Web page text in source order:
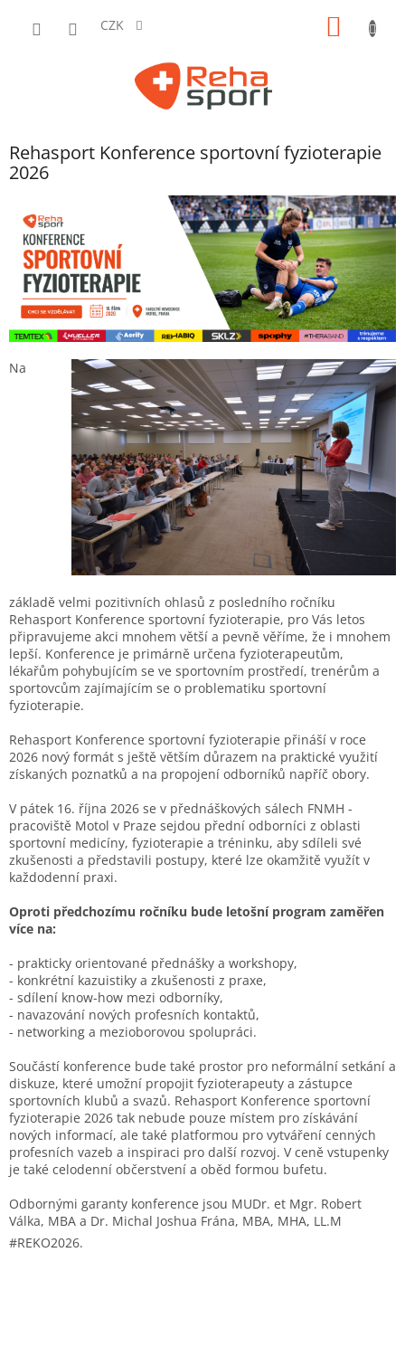
CZK
Rehasport Konference sportovní fyzioterapie
2026
Na
základě velmi pozitivních ohlasů z posledního ročníku
Rehasport Konference sportovní fyzioterapie, pro Vás letos
připravujeme akci mnohem větší a pevně věříme, že i mnohem
lepší. Konference je primárně určena fyzioterapeutům,
lékařům pohybujícím se ve sportovním prostředí, trenérům a
sportovcům zajímajícím se o problematiku sportovní
fyzioterapie.
Rehasport Konference sportovní fyzioterapie přináší v roce
2026 nový formát s ještě větším důrazem na praktické využití
získaných poznatků a na propojení odborníků napříč obory.
V pátek 16. října 2026 se v přednáškových sálech FNMH -
pracoviště Motol v Praze sejdou přední odborníci z oblasti
sportovní medicíny, fyzioterapie a tréninku, aby sdíleli své
zkušenosti a představili postupy, které lze okamžitě využít v
každodenní praxi.
Oproti předchozímu ročníku bude letošní program zaměřen
více na:
- prakticky orientované přednášky a workshopy,
- konkrétní kazuistiky a zkušenosti z praxe,
- sdílení know-how mezi odborníky,
- navazování nových profesních kontaktů,
- networking a mezioborovou spolupráci.
Součástí konference bude také prostor pro neformální setkání a
diskuze, které umožní propojit fyzioterapeuty a zástupce
sportovních klubů a svazů. Rehasport Konference sportovní
fyzioterapie 2026 tak nebude pouze místem pro získávání
nových informací, ale také platformou pro vytváření cenných
profesních vazeb a inspiraci pro další rozvoj. V ceně vstupenky
je také celodenní občerstvení a oběd formou bufetu.
Odbornými garanty konference jsou MUDr. et Mgr. Robert
Válka, MBA a Dr. Michal Joshua Frána, MBA, MHA, LL.M
#REKO2026.